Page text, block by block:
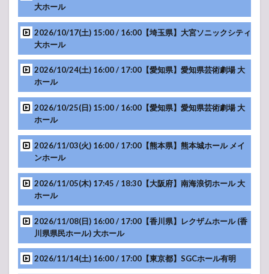
2.2
U-
NEXT
MUSIC FES
TOMOYASU
HOTEI “LIVE
in EXPO
2025”
2.3
HOTEI
the LIVE 2025
“GUITARHYTHM
Ⅷ TOUR”
2.3.1
GUITARHYTHM
VIII TOUR “The
Final in 武道館”
Jeff Beck by
Char with
HOTEI and
Tak
Matsumoto
大ホール
2026/10/17(土) 15:00 / 16:00【埼玉県】大宮ソニックシティ
大ホール
2026/10/24(土) 16:00 / 17:00【愛知県】愛知県芸術劇場 大
ホール
2026/10/25(日) 15:00 / 16:00【愛知県】愛知県芸術劇場 大
ホール
2026/11/03(火) 16:00 / 17:00【熊本県】熊本城ホール メイ
ンホール
2026/11/05(木) 17:45 / 18:30【大阪府】南海浪切ホール 大
ホール
2026/11/08(日) 16:00 / 17:00【香川県】レクザムホール (香
川県県民ホール) 大ホール
2026/11/14(土) 16:00 / 17:00【東京都】SGCホール有明